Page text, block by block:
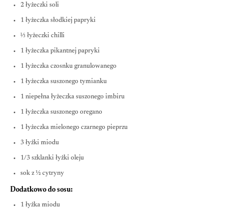
2 łyżeczki soli
1 łyżeczka słodkiej papryki
⅓ łyżeczki chilli
1 łyżeczka pikantnej papryki
1 łyżeczka czosnku granulowanego
1 łyżeczka suszonego tymianku
1 niepełna łyżeczka suszonego imbiru
1 łyżeczka suszonego oregano
1 łyżeczka mielonego czarnego pieprzu
3 łyżki miodu
1/3 szklanki łyżki oleju
sok z ½ cytryny
Dodatkowo do sosu:
1 łyżka miodu